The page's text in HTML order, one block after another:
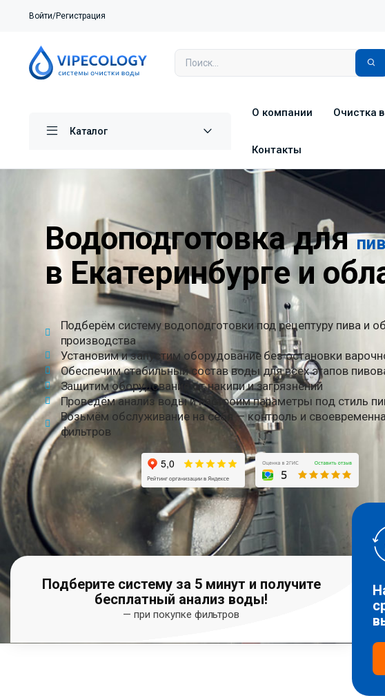
Войти/Регистрация
Каталог
О компании Очистка
Контакты
Водоподготовка для
в Екатеринбурге и
Подберём систему водоподготовки под рецептуру пива и
производства
Установим и запустим оборудование без остановки
Обеспечим стабильный состав воды для всех этапов
Защитим оборудование от накипи и загрязнений
Проведём анализ воды и настроим параметры под стиль
Возьмём обслуживание на себя — контроль и
фильтров
Подберите систему за 5 минут и получите
бесплатный анализ воды!
— при покупке фильтров